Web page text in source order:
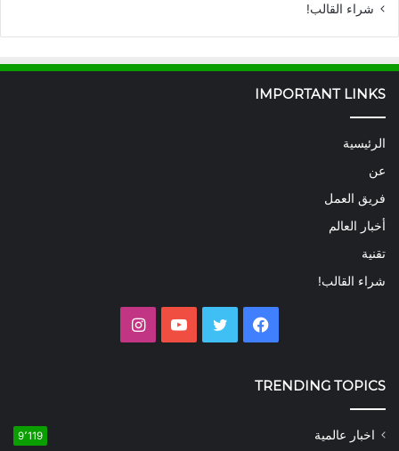
شراء القالب!
IMPORTANT LINKS
الرئيسية
عن
فريق العمل
أخبار العالم
تقنية
شراء القالب!
فيسبوك تويتر يوتيوب
TRENDING TOPICS
اخبار عالمية 9٬119